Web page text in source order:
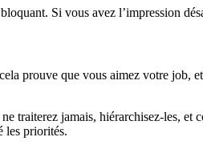
Si vous avez l’impression
prouve que vous aimez votre job,
traiterez jamais, hiérarchisez-les,
les priorités.